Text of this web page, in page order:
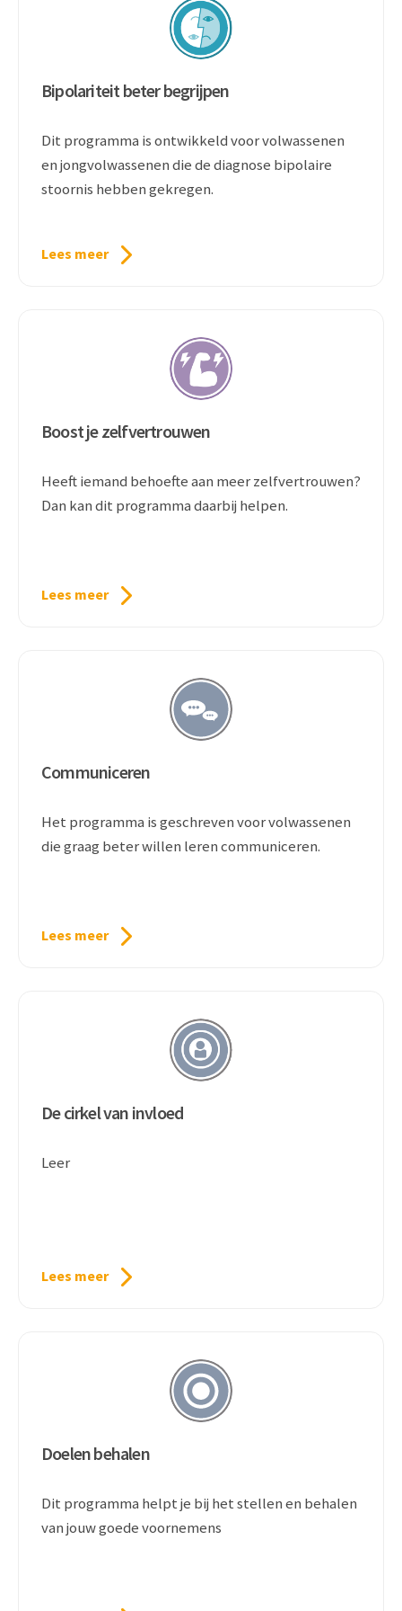
Bipolariteit beter begrijpen
Dit programma is ontwikkeld voor volwassenen
en jongvolwassenen die de diagnose bipolaire
stoornis hebben gekregen.
Lees meer
Boost je zelfvertrouwen
Heeft iemand behoefte aan meer zelfvertrouwen?
Dan kan dit programma daarbij helpen.
Lees meer
Communiceren
Het programma is geschreven voor volwassenen
die graag beter willen leren communiceren.
Lees meer
De cirkel van invloed
Leer
Lees meer
Doelen behalen
Dit programma helpt je bij het stellen en behalen
van jouw goede voornemens